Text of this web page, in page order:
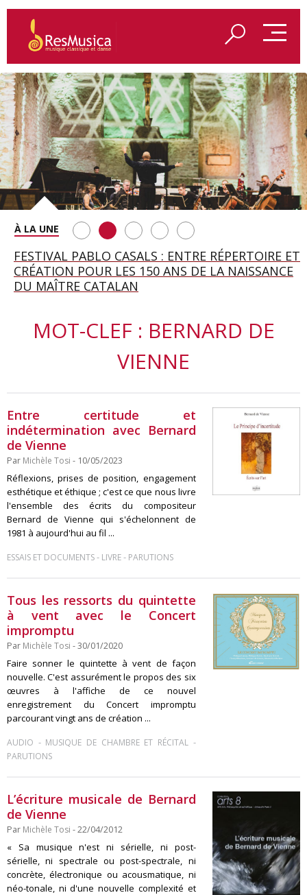
SAINT FRANÇOIS D’ASSISE À SALZBOURG, UNE
SOIRÉE IMMENSE PORTÉE PAR ROMEO
CASTELLUCCI ET MAXIME PASCAL
FESTIVAL PABLO CASALS : ENTRE RÉPERTOIRE ET
CRÉATION POUR LES 150 ANS DE LA NAISSANCE
DU MAÎTRE CATALAN
A BAYREUTH, LE 150E ANNIVERSAIRE DU RING
WAGNÉRIEN GÉNÉRÉ PAR L’IA
BETSY JOLAS FÊTE SON CENTIÈME
ANNIVERSAIRE
GEORGE BENJAMIN : « MES PARENTS AVAIENT
CETTE EXIGENCE DE L’OBJET CISELÉ »
MOT-CLEF : BERNARD DE
VIENNE
Entre certitude et
indétermination avec Bernard
de Vienne
Par Michèle Tosi - 10/05/2023
Réflexions, prises de position, engagement
esthétique et éthique ; c'est ce que nous livre
l'ensemble des écrits du compositeur
Bernard de Vienne qui s'échelonnent de
1981 à aujourd'hui au fil ...
ESSAIS ET DOCUMENTS- LIVRE- PARUTIONS
Tous les ressorts du quintette
à vent avec le Concert
impromptu
Par Michèle Tosi - 30/01/2020
Faire sonner le quintette à vent de façon
nouvelle. C'est assurément le propos des six
œuvres à l'affiche de ce nouvel
enregistrement du Concert impromptu
parcourant vingt ans de création ...
AUDIO - MUSIQUE DE CHAMBRE ET RÉCITAL-
PARUTIONS
L’écriture musicale de Bernard
de Vienne
Par Michèle Tosi - 22/04/2012
« Sa musique n'est ni sérielle, ni post-
sérielle, ni spectrale ou post-spectrale, ni
concrète, électronique ou acousmatique, ni
néo-tonale, ni d'une nouvelle complexité et